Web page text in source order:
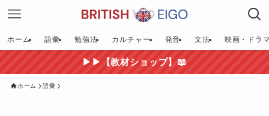
ホーム 語彙 勉強法 カルチャー 発音 文法 映画・ドラ
▶▶【教材ショップ】📖
ホーム 語彙